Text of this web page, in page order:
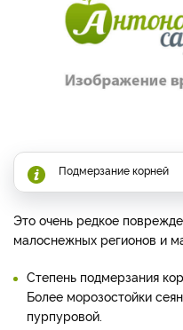
Подмерзание корней
Это очень редкое
малоснежных регионов и
Степень подмерзания
Более морозостойки
пурпуровой.